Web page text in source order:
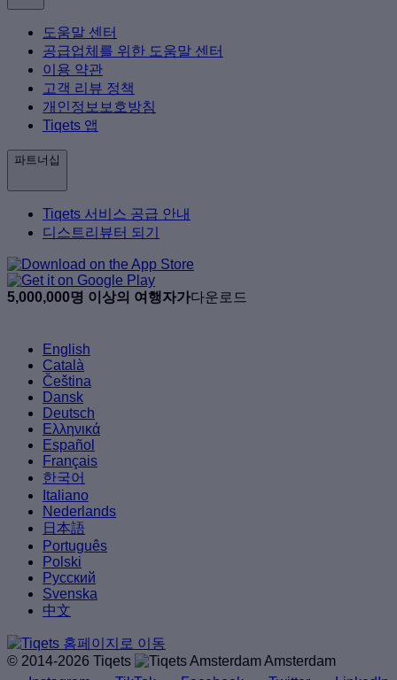
도움말 센터
공급업체를 위한 도움말 센터
이용 약관
고객 리뷰 정책
개인정보보호방침
Tiqets 앱
파트너십
Tiqets 서비스 공급 안내
디스트리뷰터 되기
5,000,000명 이상의 여행자가다운로드
English
Català
Čeština
Dansk
Deutsch
Ελληνικά
Español
Français
한국어
Italiano
Nederlands
日本語
Português
Polski
Русский
Svenska
中文
© 2014-2026 Tiqets
Amsterdam